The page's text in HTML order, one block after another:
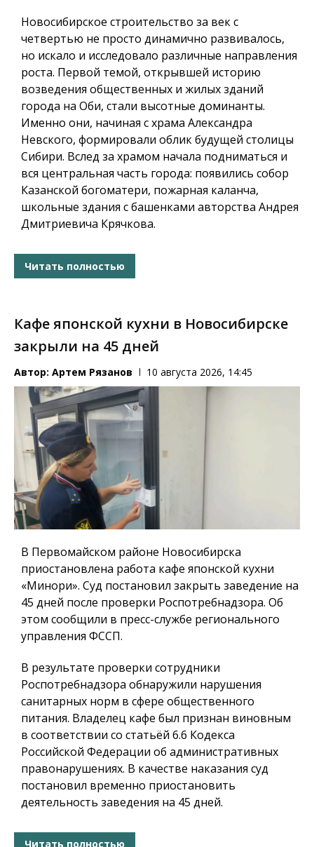
Новосибирское строительство за век с
четвертью не просто динамично развивалось,
но искало и исследовало различные направления
роста. Первой темой, открывшей историю
возведения общественных и жилых зданий
города на Оби, стали высотные доминанты.
Именно они, начиная с храма Александра
Невского, формировали облик будущей столицы
Сибири. Вслед за храмом начала подниматься и
вся центральная часть города: появились собор
Казанской богоматери, пожарная каланча,
школьные здания с башенками авторства Андрея
Дмитриевича Крячкова.
Читать полностью
Кафе японской кухни в Новосибирске
закрыли на 45 дней
Автор: Артем Рязанов 10 августа 2026, 14:45
В Первомайском районе Новосибирска
приостановлена работа кафе японской кухни
«Минори». Суд постановил закрыть заведение на
45 дней после проверки Роспотребнадзора. Об
этом сообщили в пресс-службе регионального
управления ФССП.
В результате проверки сотрудники
Роспотребнадзора обнаружили нарушения
санитарных норм в сфере общественного
питания. Владелец кафе был признан виновным
в соответствии со статьёй 6.6 Кодекса
Российской Федерации об административных
правонарушениях. В качестве наказания суд
постановил временно приостановить
деятельность заведения на 45 дней.
Читать полностью